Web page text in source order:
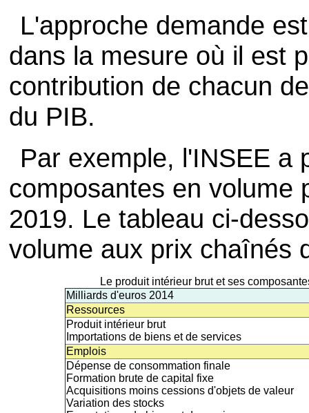
L'approche demande
dans la mesure où il est
contribution de chacun
du PIB.
Par exemple, l'INSEE a
composantes en volume
2019. Le tableau ci-
volume aux prix chaînés
Le produit intérieur brut et ses
Milliards d'euros 2014
Ressources
Produit intérieur brut
Importations de biens et de services
Emplois
Dépense de consommation finale
Formation brute de capital fixe
Acquisitions moins cessions d'objets de valeur
Variation des stocks